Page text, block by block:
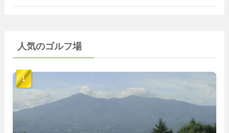
(14)
(103)
(78)
(40)
(22)
(40)
(14)
(22)
(23)
人気のゴルフ場